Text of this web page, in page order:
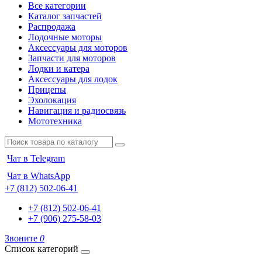
Все категории
Каталог запчастей
Распродажа
Лодочные моторы
Аксессуары для моторов
Запчасти для моторов
Лодки и катера
Аксессуары для лодок
Прицепы
Эхолокация
Навигация и радиосвязь
Мототехника
Чат в Telegram
Чат в WhatsApp
+7 (812) 502-06-41
+7 (812) 502-06-41
+7 (906) 275-58-03
Звоните 0
Список категорий